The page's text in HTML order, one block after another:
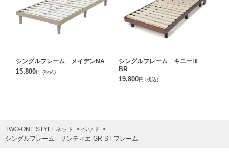
シングルフレーム メイデンNA
15,800円 (税込)
シングルフレーム キニーⅢ
BR
19,800円 (税込)
TWO-ONE STYLEネット
ベッド
シングルフレーム サンティエ-GR-ST-フレーム